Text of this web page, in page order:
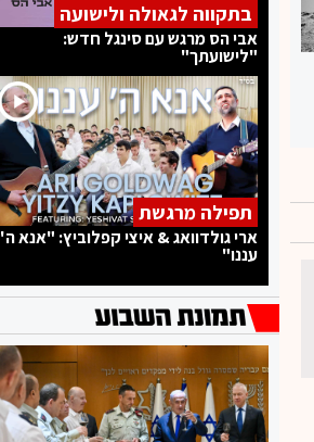
בתקווה לגאולה ולישועה
אבי הס מרגש עם סינגל חדש:
"לישועתך"
תפילה מרגשת
ארי גולדוואג & איצי קפלוביץ: "אנא ה'
עננו"